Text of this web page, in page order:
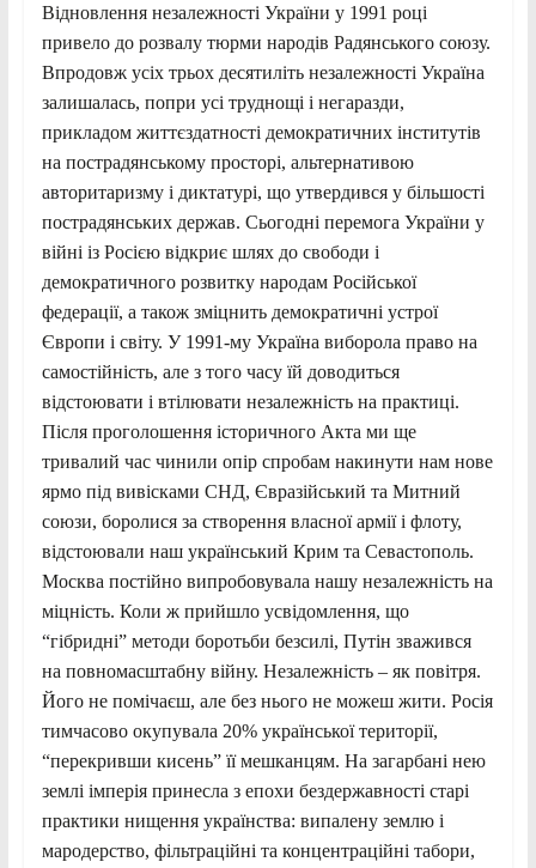
Відновлення незалежності України у 1991 році
привело до розвалу тюрми народів Радянського союзу.
Впродовж усіх трьох десятиліть незалежності Україна
залишалась, попри усі труднощі і негаразди,
прикладом життєздатності демократичних інститутів
на пострадянському просторі, альтернативою
авторитаризму і диктатурі, що утвердився у більшості
пострадянських держав. Сьогодні перемога України у
війні із Росією відкриє шлях до свободи і
демократичного розвитку народам Російської
федерації, а також зміцнить демократичні устрої
Європи і світу. У 1991-му Україна виборола право на
самостійність, але з того часу їй доводиться
відстоювати і втілювати незалежність на практиці.
Після проголошення історичного Акта ми ще
тривалий час чинили опір спробам накинути нам нове
ярмо під вивісками СНД, Євразійський та Митний
союзи, боролися за створення власної армії і флоту,
відстоювали наш український Крим та Севастополь.
Москва постійно випробовувала нашу незалежність на
міцність. Коли ж прийшло усвідомлення, що
“гібридні” методи боротьби безсилі, Путін зважився
на повномасштабну війну. Незалежність – як повітря.
Його не помічаєш, але без нього не можеш жити. Росія
тимчасово окупувала 20% української території,
“перекривши кисень” її мешканцям. На загарбані нею
землі імперія принесла з епохи бездержавності старі
практики нищення українства: випалену землю і
мародерство, фільтраційні та концентраційні табори,